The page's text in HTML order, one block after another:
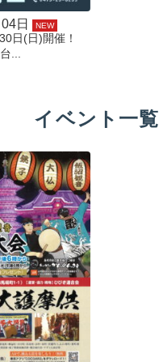
日 NEW
日(日)開催！
...
イベント一覧